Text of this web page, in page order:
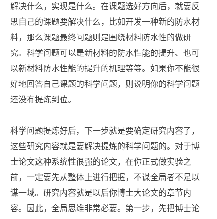
解决什么，实现是什么。在课题选好方向后，就要反
思自己的课题要解决什么，比如开发一种新的防水材
料，那么课题最终问题则是围绕材料防水性的做研
究。科学问题可以是新材料的防水性能的提升、也可
以新材料防水性能的提升的机理等等。如果你不能很
好地回答自己课题的科学问题，则说明你的科学问题
还没有提炼到位。
科学问题提炼好后，下一步就是要确定研究内容了，
这些研究内容就是要解决提炼的科学问题的。对于博
士论文这种系统性很强的论文，在你正式做实验之
前，一定要先从整体上进行把握，不谋全局者不足以
谋一域。研究内容就是以后你博士大论文的章节内
容。因此，全局思维非常必要。第一步，先把博士论